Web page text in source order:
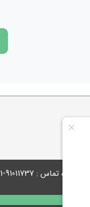
تماس : 91011737-021